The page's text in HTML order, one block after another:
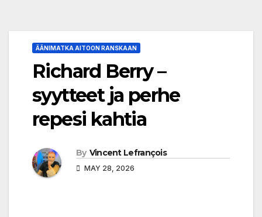
ÄÄNIMATKA AITOON RANSKAAN
Richard Berry –
syytteet ja perhe
repesi kahtia
By Vincent Lefrançois
MAY 28, 2026